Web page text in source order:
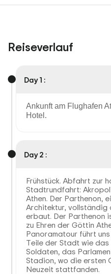
Reiseverlauf
Day 1 :
Ankunft am Flughafen
Hotel.
Day 2 :
Frühstück. Abfahrt zur
Stadtrundfahrt:
Athen. Der Parthenon,
Architektur, vollständig
erbaut. Der Parthenon
zu Ehren der Göttin
Panoramatour führt
Teile der Stadt wie
Soldaten, das
Stadion, wo die ersten
Neuzeit stattfanden.